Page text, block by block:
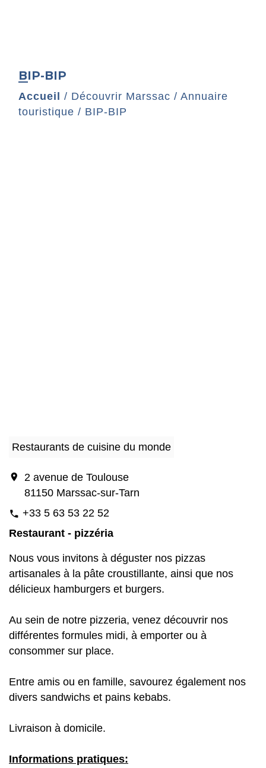
BIP-BIP
Accueil / Découvrir Marssac / Annuaire
touristique / BIP-BIP
Restaurants de cuisine du monde
location_on
2 avenue de Toulouse
81150 Marssac-sur-Tarn
phone +33 5 63 53 22 52
Restaurant - pizzéria
Nous vous invitons à déguster nos pizzas
artisanales à la pâte croustillante, ainsi que nos
délicieux hamburgers et burgers.
Au sein de notre pizzeria, venez découvrir nos
différentes formules midi, à emporter ou à
consommer sur place.
Entre amis ou en famille, savourez également nos
divers sandwichs et pains kebabs.
Livraison à domicile.
Informations pratiques: